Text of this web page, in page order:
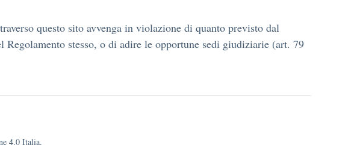
questo sito avvenga in violazione di quanto previsto dal
stesso, o di adire le opportune sedi giudiziarie (art. 79
4.0 Italia.